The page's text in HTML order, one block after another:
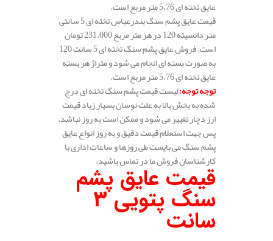
عایق تخته ای 5.76 متر مربع است.
قیمت عایق پشم سنگ بندرعباس تخته ای 5 سانتی
متر دانسیته 120 در هر متر مربع 231.000 تومان
است. فروش عایق پشم سنگ تخته ای 5 سانت 120
به صورت بسته ای انجام می شود و متراژ هر بسته
عایق تخته ای 5.76 متر مربع است.
توجه توجه:لیست قیمت پشم سنگ تخته ای درج
شده به بخش بالا به علت نوسان بسیار زیاد قیمت
ارز دچار تغییر می شود و ممکن است به روز نباشد.
پس جهت استعلام قیمت دقیق و به روز انواع عایق
پشم سنگ می بایست طی روزها و ساعات اداری با
کارشناسان فروش ما در تماس باشید.
قیمت عایق پشم
سنگ پتویی 3
سانت